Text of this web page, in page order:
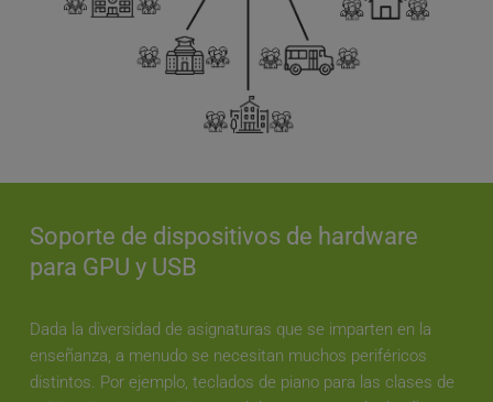
Soporte de dispositivos de hardware
para GPU y USB
Dada la diversidad de asignaturas que se imparten en la
enseñanza, a menudo se necesitan muchos periféricos
distintos. Por ejemplo, teclados de piano para las clases de